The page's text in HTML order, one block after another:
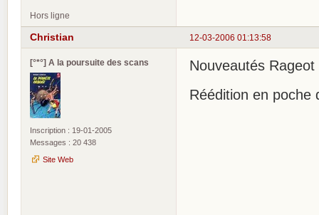
Hors ligne
12-03-2006 01:13:58
Christian
[°*°] A la poursuite des scans
Inscription : 19-01-2005
Messages : 20 438
Site Web
Nouveautés
Réédition en